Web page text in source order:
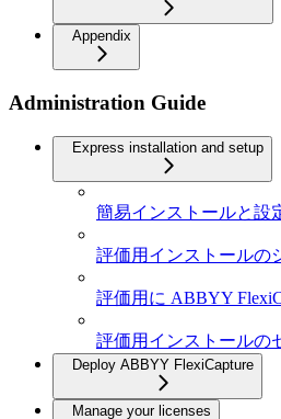
Appendix
Administration Guide
Express installation and setup
簡易インストールと設
評価用インストールの
評価用に ABBYY
評価用インストールの
Deploy ABBYY FlexiCapture
Manage your licenses